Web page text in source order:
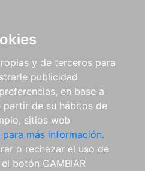
y de terceros para
publicidad
en base a
de su hábitos de
sitios web
para más información.
o rechazar el uso de
botón CAMBIAR